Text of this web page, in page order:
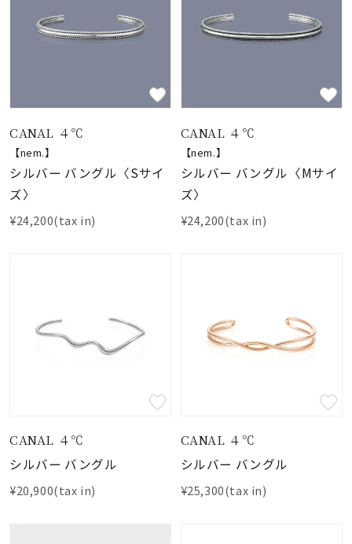
CANAL ４℃
【nem.】
シルバー バングル〈Sサイ
ズ〉
¥24,200(tax in)
CANAL ４℃
【nem.】
シルバー バングル〈Mサイ
ズ〉
¥24,200(tax in)
CANAL ４℃
シルバー バングル
¥20,900(tax in)
CANAL ４℃
シルバー バングル
¥25,300(tax in)